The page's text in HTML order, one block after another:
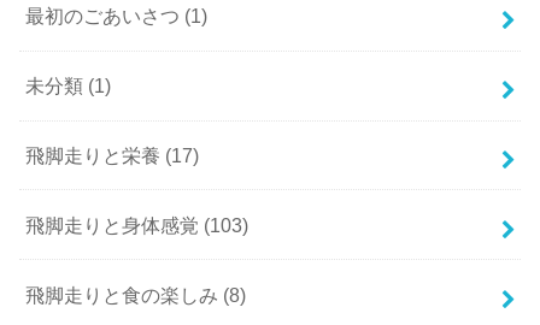
最初のごあいさつ (1)
未分類 (1)
飛脚走りと栄養 (17)
飛脚走りと身体感覚 (103)
飛脚走りと食の楽しみ (8)